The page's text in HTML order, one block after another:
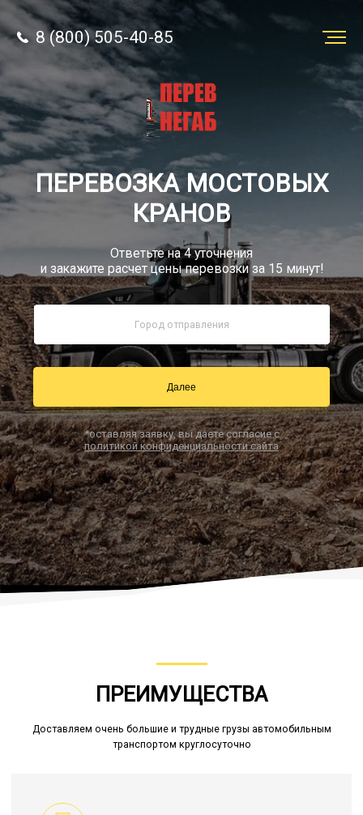
8 (800) 505-40-85
Звонок по России бесплатно
sale@simtruck-negabarit.ru
Заказать звонок
Заказать
перевозку
Грузы
8 (800) 505-40-85
ПЕРЕВОЗКА МОСТОВЫХ
КРАНОВ
Ответьте на 4 уточнения
и закажите расчет цены перевозки за 15 минут!
Далее
*оставляя заявку, вы даете согласие с
политикой конфиденциальности сайта
ПРЕИМУЩЕСТВА
Доставляем очень большие и трудные грузы автомобильным
транспортом круглосуточно